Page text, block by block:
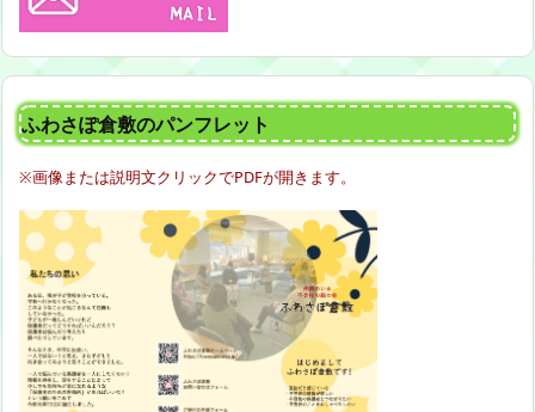
ふわさぽ倉敷のパンフレット
※画像または説明文クリックでPDFが開きます。